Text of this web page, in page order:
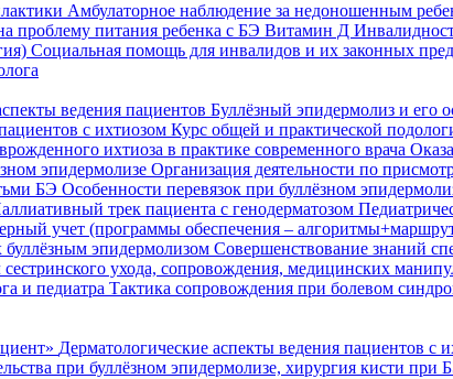
Амбулаторное наблюдение за недоношенным
проблему питания ребенка с БЭ Витамин Д
Социальная помощь для инвалидов и их законных
ведения пациентов Буллёзный эпидермолиз и его
с ихтиозом Курс общей и практической
ихтиоза в практике современного врача
эпидермолизе Организация деятельности по
БЭ Особенности перевязок при буллёзном
трек пациента с генодерматозом
учет (программы обеспечения –
эпидермолизом Совершенствование знаний
ухода, сопровождения, медицинских
и педиатра Тактика сопровождения при болевом
Дерматологические аспекты ведения пациентов с
при буллёзном эпидермолизе, хирургия кисти при